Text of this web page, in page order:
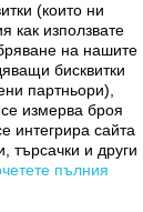
(които ни
как използвате
на нашите
бисквитки
партньори),
измерва броя
интегрира сайта
търсачки и други
пълния